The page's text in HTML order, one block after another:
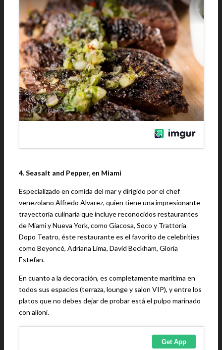
4. Seasalt and Pepper, en Miami
Especializado en comida del mar y dirigido por el chef
venezolano Alfredo Alvarez, quien tiene una impresionante
trayectoria culinaria que incluye reconocidos restaurantes
de Miami y Nueva York, como Giacosa, Soco y Trattoria
Dopo Teatro, éste restaurante es el favorito de celebrities
como Beyoncé, Adriana Lima, David Beckham, Gloria
Estefan.
En cuanto a la decoración, es completamente marítima en
todos sus espacios (terraza, lounge y salon VIP), y entre los
platos que no debes dejar de probar está el pulpo marinado
con alioni.